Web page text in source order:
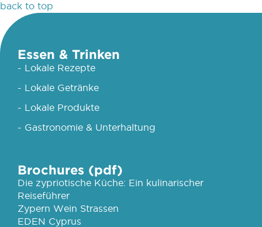
back to top
Essen & Trinken
- Lokale Rezepte
- Lokale Getränke
- Lokale Produkte
- Gastronomie & Unterhaltung
Brochures (pdf)
Die zypriotische Küche: Ein kulinarischer
Reiseführer
Zypern Wein Strassen
EDEN Cyprus